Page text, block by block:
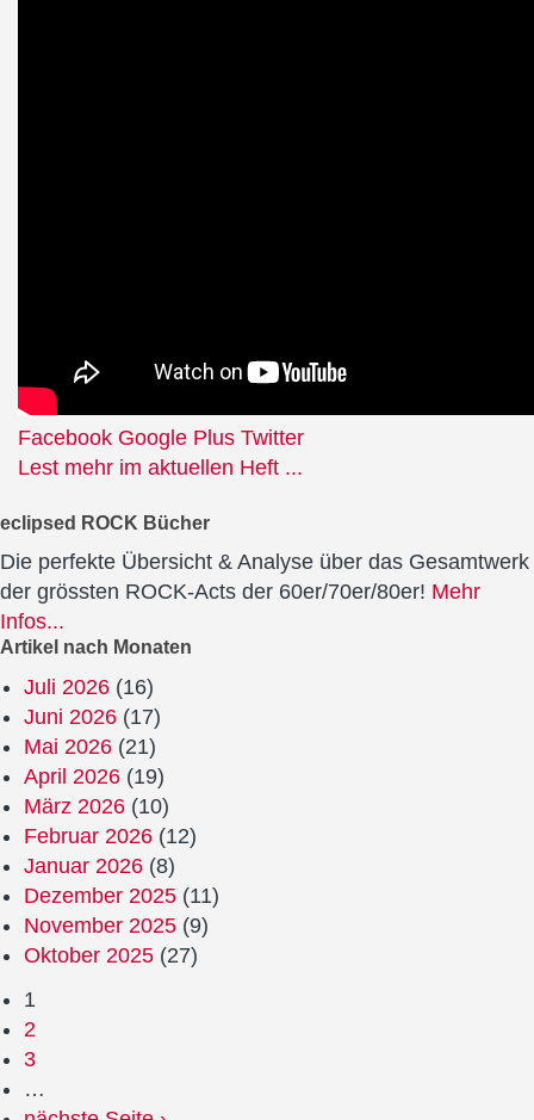
Facebook Google Plus Twitter
Lest mehr im aktuellen Heft ...
eclipsed ROCK Bücher
Die perfekte Übersicht & Analyse über das Gesamtwerk
der grössten ROCK-Acts der 60er/70er/80er! Mehr
Infos...
Artikel nach Monaten
Juli 2026 (16)
Juni 2026 (17)
Mai 2026 (21)
April 2026 (19)
März 2026 (10)
Februar 2026 (12)
Januar 2026 (8)
Dezember 2025 (11)
November 2025 (9)
Oktober 2025 (27)
1
2
3
…